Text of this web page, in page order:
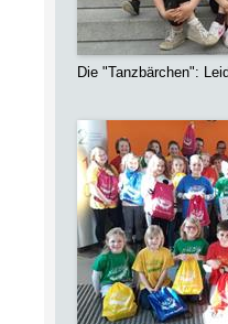
Die "Tanzbärchen":